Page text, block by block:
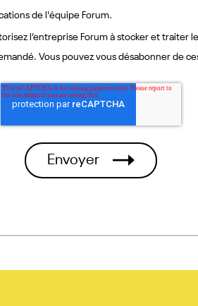
de l'équipe Forum.
l’entreprise Forum à stocker et traiter
Vous pouvez vous désabonner de